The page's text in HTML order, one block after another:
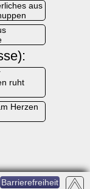
aus
ruht
Herzen
Barrierefreiheit